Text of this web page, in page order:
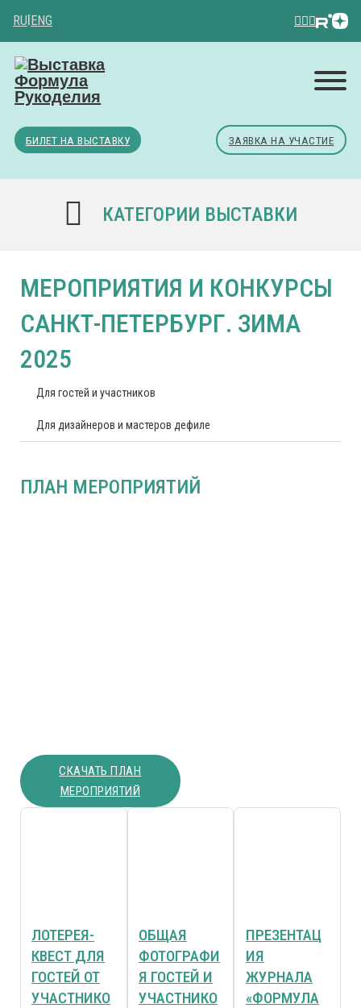
RU ENG
БИЛЕТ НА ВЫСТАВКУ ЗАЯВКА НА УЧАСТИЕ
КАТЕГОРИИ ВЫСТАВКИ
МЕРОПРИЯТИЯ И КОНКУРСЫ
САНКТ-ПЕТЕРБУРГ. ЗИМА
2025
Для гостей и участников
Для дизайнеров и мастеров дефиле
ПЛАН МЕРОПРИЯТИЙ
СКАЧАТЬ ПЛАН
МЕРОПРИЯТИЙ
ЛОТЕРЕЯ-
КВЕСТ ДЛЯ
ГОСТЕЙ ОТ
УЧАСТНИКО
ОБЩАЯ
ФОТОГРАФИ
Я ГОСТЕЙ И
УЧАСТНИКО
ПРЕЗЕНТАЦ
ИЯ
ЖУРНАЛА
«ФОРМУЛА